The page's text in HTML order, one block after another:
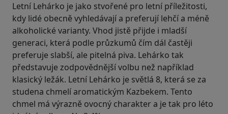
Letní Lehárko je jako stvořené pro letní příležitosti,
kdy lidé obecně vyhledávají a preferují lehčí a méně
alkoholické varianty. Vhod jistě přijde i mladší
generaci, která podle průzkumů čím dál častěji
preferuje slabší, ale pitelná piva. Lehárko tak
představuje zodpovědnější volbu než například
klasický ležák. Letní Lehárko je světlá 8, která se za
studena chmelí aromatickým Kazbekem. Tento
chmel má výrazně ovocný charakter a je tak pro léto